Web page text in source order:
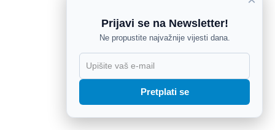
Prijavi se na Newsletter!
Ne propustite najvažnije vijesti dana.
Pretplati se